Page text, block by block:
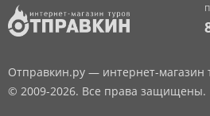
Отправкин.ру — интернет-магазин
© 2009-2026. Все права защищены.